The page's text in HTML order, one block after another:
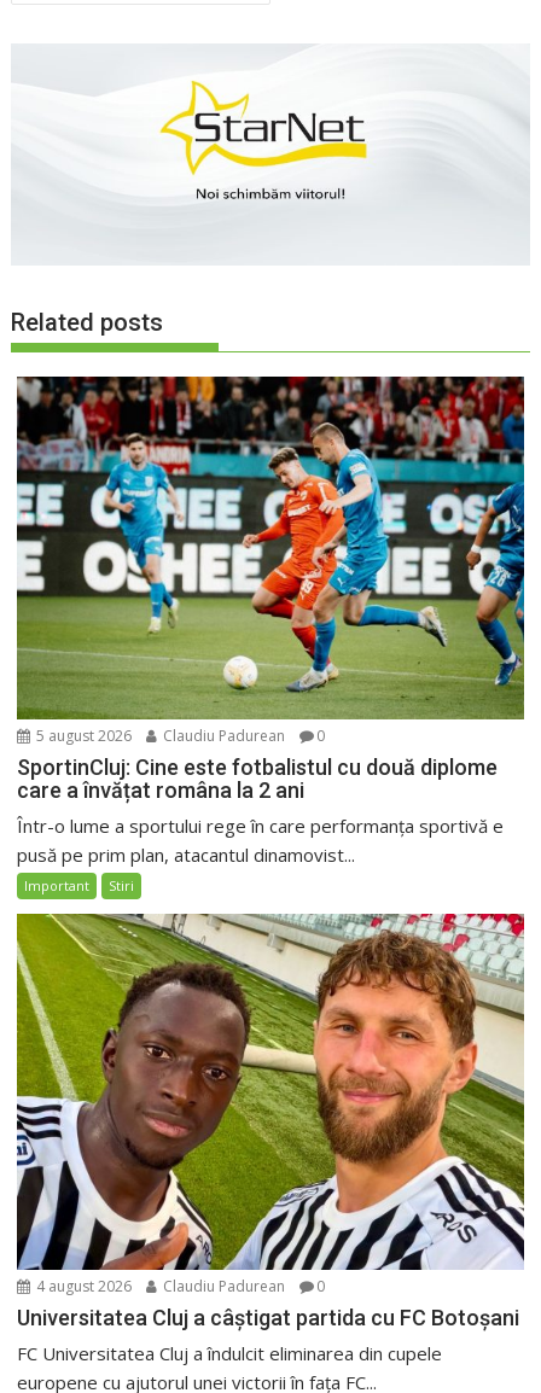
Related posts
5 august 2026 Claudiu Padurean 0
SportinCluj: Cine este fotbalistul cu două diplome
care a învățat româna la 2 ani
Într-o lume a sportului rege în care performanța sportivă e
pusă pe prim plan, atacantul dinamovist...
Important Stiri
4 august 2026 Claudiu Padurean 0
Universitatea Cluj a câștigat partida cu FC Botoșani
FC Universitatea Cluj a îndulcit eliminarea din cupele
europene cu ajutorul unei victorii în fața FC...